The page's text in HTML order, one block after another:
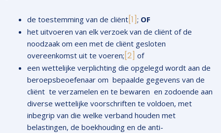
de toestemming van de cliënt[1]; OF
het uitvoeren van elk verzoek van de cliënt of de
noodzaak om een met de cliënt gesloten
overeenkomst uit te voeren; [2] of
een wettelijke verplichting die opgelegd wordt aan de
beroepsbeoefenaar om bepaalde gegevens van de
cliënt te verzamelen en te bewaren en zodoende aan
diverse wettelijke voorschriften te voldoen, met
inbegrip van die welke verband houden met
belastingen, de boekhouding en de anti-